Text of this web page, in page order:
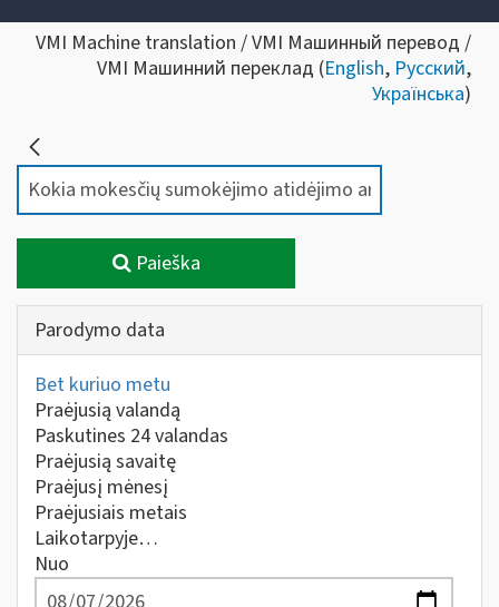
VMI Machine translation / VMI Машинный перевод /
VMI Машинний переклад (English, Русский,
Українська)
Paieška
Parodymo data
Bet kuriuo metu
Praėjusią valandą
Paskutines 24 valandas
Praėjusią savaitę
Praėjusį mėnesį
Praėjusiais metais
Laikotarpyje…
Nuo